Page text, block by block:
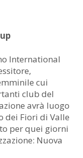
International
cui
club del
avrà luogo
dei Fiori di Valle
per quei giorni
Nuova